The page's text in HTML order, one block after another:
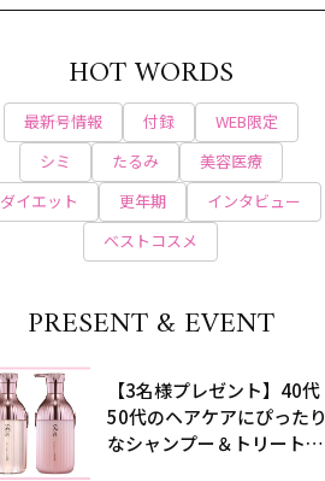
HOT WORDS
最新号情報 付録
WEB限定
シミ
たるみ
美容医療
ダイエット
更年期
インタビュー
ベストコスメ
PRESENT & EVENT
【3名様プレゼント】40代
50代のヘアケアにぴったり
なシャンプー＆トリートメ